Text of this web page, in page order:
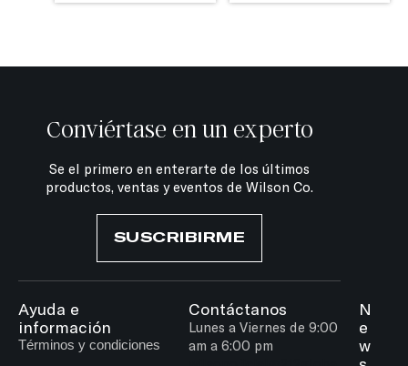
Conviértase en un experto
Se el primero en enterarte de los últimos
productos, ventas y eventos de Wilson Co.
SUSCRIBIRME
Ayuda e
información
Términos y condiciones
Contáctanos
Lunes a Viernes de 9:00
am a 6:00 pm
N
e
w